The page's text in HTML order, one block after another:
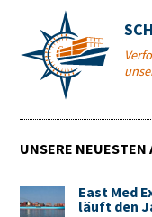
UNSERE NEUESTEN
East Med
läuft den